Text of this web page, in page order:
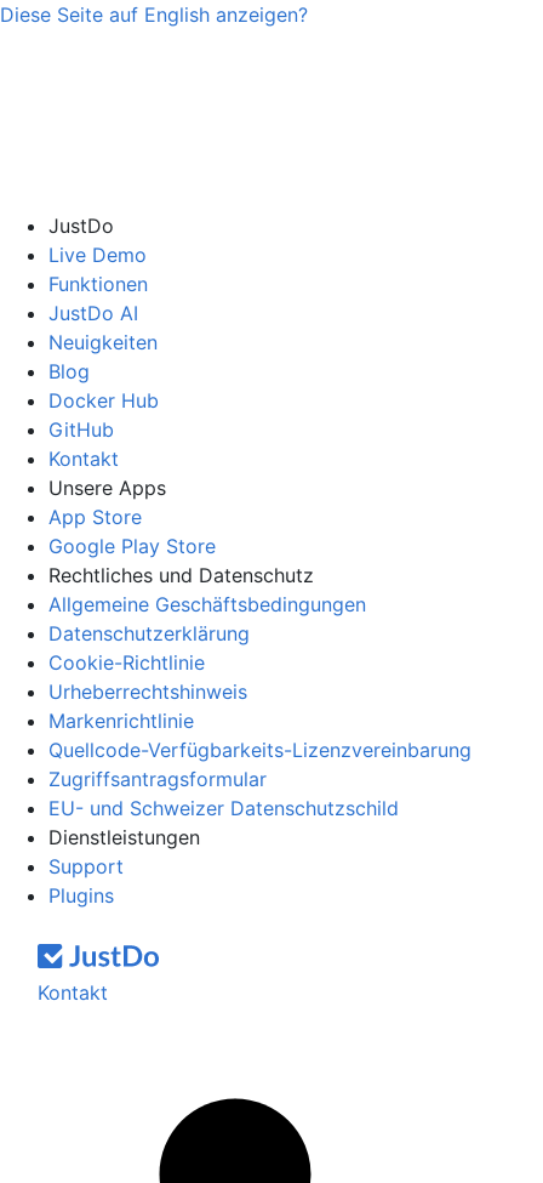
Diese Seite auf English anzeigen?
JustDo
Live Demo
Funktionen
JustDo AI
Neuigkeiten
Blog
Docker Hub
GitHub
Kontakt
Unsere Apps
App Store
Google Play Store
Rechtliches und Datenschutz
Allgemeine Geschäftsbedingungen
Datenschutzerklärung
Cookie-Richtlinie
Urheberrechtshinweis
Markenrichtlinie
Quellcode-Verfügbarkeits-Lizenzvereinbarung
Zugriffsantragsformular
EU- und Schweizer Datenschutzschild
Dienstleistungen
Support
Plugins
Kontakt